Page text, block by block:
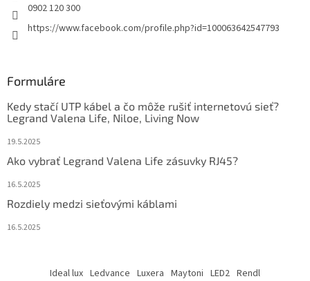
0902 120 300
https://www.facebook.com/profile.php?id=100063642547793
Formuláre
Kedy stačí UTP kábel a čo môže rušiť internetovú sieť?
Legrand Valena Life, Niloe, Living Now
19.5.2025
Ako vybrať Legrand Valena Life zásuvky RJ45?
16.5.2025
Rozdiely medzi sieťovými káblami
16.5.2025
Ideal lux Ledvance Luxera Maytoni LED2 Rendl